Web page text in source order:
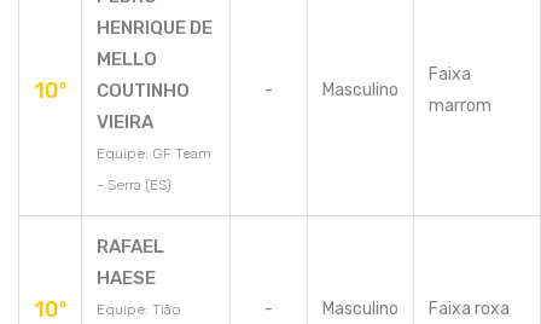
10º
HENRIQUE DE
MELLO
COUTINHO
VIEIRA
Equipe: GF Team
- Serra (ES)
- Masculino
Faixa
marrom
10º
RAFAEL
HAESE
Equipe: Tião
- Masculino Faixa roxa